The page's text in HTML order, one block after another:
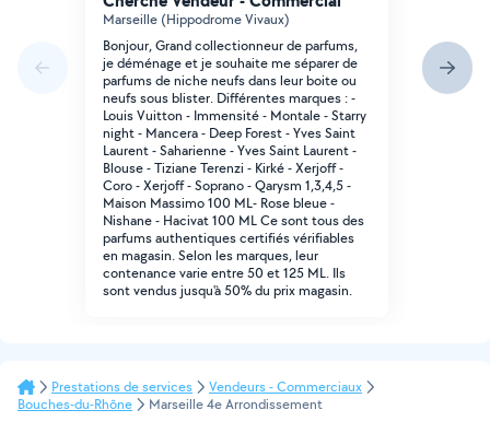
Marseille (Hippodrome Vivaux)
Bonjour, Grand collectionneur de parfums,
je déménage et je souhaite me séparer de
parfums de niche neufs dans leur boite ou
neufs sous blister. Différentes marques : -
Louis Vuitton - Immensité - Montale - Starry
night - Mancera - Deep Forest - Yves Saint
Laurent - Saharienne - Yves Saint Laurent -
Blouse - Tiziane Terenzi - Kirké - Xerjoff -
Coro - Xerjoff - Soprano - Qarysm 1,3,4,5 -
Maison Massimo 100 ML- Rose bleue -
Nishane - Hacivat 100 ML Ce sont tous des
parfums authentiques certifiés vérifiables
en magasin. Selon les marques, leur
contenance varie entre 50 et 125 ML. Ils
sont vendus jusqu'à 50% du prix magasin.
Prestations de services
Vendeurs - Commerciaux
Bouches-du-Rhône
Marseille 4e Arrondissement